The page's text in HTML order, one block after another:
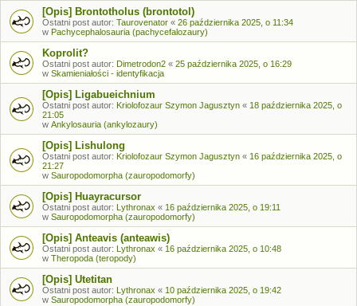
[Opis] Brontotholus (brontotol)
Ostatni post autor: Taurovenator « 26 października 2025, o 11:34
w Pachycephalosauria (pachycefalozaury)
Koprolit?
Ostatni post autor: Dimetrodon2 « 25 października 2025, o 16:29
w Skamieniałości - identyfikacja
[Opis] Ligabueichnium
Ostatni post autor: Kriolofozaur Szymon Jagusztyn « 18 października 2025, o
21:05
w Ankylosauria (ankylozaury)
[Opis] Lishulong
Ostatni post autor: Kriolofozaur Szymon Jagusztyn « 16 października 2025, o
21:27
w Sauropodomorpha (zauropodomorfy)
[Opis] Huayracursor
Ostatni post autor: Lythronax « 16 października 2025, o 19:11
w Sauropodomorpha (zauropodomorfy)
[Opis] Anteavis (anteawis)
Ostatni post autor: Lythronax « 16 października 2025, o 10:48
w Theropoda (teropody)
[Opis] Utetitan
Ostatni post autor: Lythronax « 10 października 2025, o 19:42
w Sauropodomorpha (zauropodomorfy)